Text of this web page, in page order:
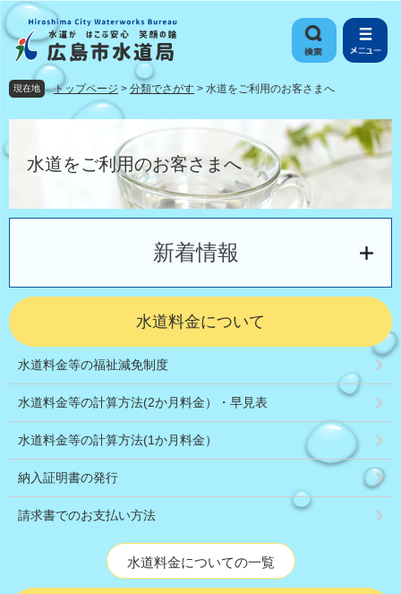
ペ
ー
先
で
。
メ
ニ
を
ば
て
へ
現在地 トップページ > 分類でさがす > 水道をご利用のお客さまへ
水道をご利用のお客さまへ
新着情報
水道料金について
水道料金等の福祉減免制度
水道料金等の計算方法(2か月料金）・早見表
水道料金等の計算方法(1か月料金）
納入証明書の発行
請求書でのお支払い方法
水道料金についての一覧